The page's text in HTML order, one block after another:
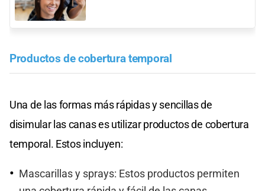
Productos de cobertura temporal
Una de las formas más rápidas y sencillas de
disimular las canas es utilizar productos de cobertura
temporal. Estos incluyen:
Mascarillas y sprays: Estos productos permiten